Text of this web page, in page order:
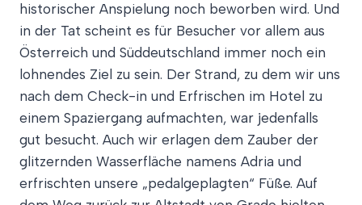
historischer Anspielung noch beworben wird. Und
in der Tat scheint es für Besucher vor allem aus
Österreich und Süddeutschland immer noch ein
lohnendes Ziel zu sein. Der Strand, zu dem wir uns
nach dem Check-in und Erfrischen im Hotel zu
einem Spaziergang aufmachten, war jedenfalls
gut besucht. Auch wir erlagen dem Zauber der
glitzernden Wasserfläche namens Adria und
erfrischten unsere „pedalgeplagten“ Füße. Auf